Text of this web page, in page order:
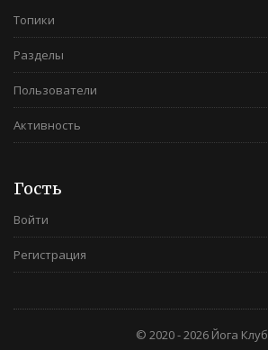
Топики
Разделы
Пользователи
Активность
Гость
Войти
Регистрация
© 2020 - 2026 Йога Клуб